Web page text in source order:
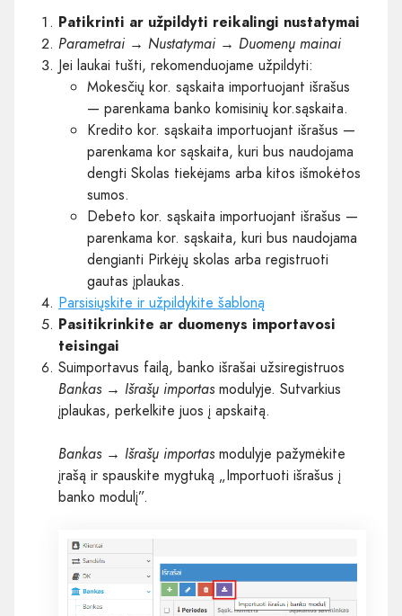
Patikrinti ar užpildyti reikalingi nustatymai
Parametrai → Nustatymai → Duomenų mainai
Jei laukai tušti, rekomenduojame užpildyti:
Mokesčių kor. sąskaita importuojant išrašus
— parenkama banko komisinių kor.sąskaita.
Kredito kor. sąskaita importuojant išrašus —
parenkama kor sąskaita, kuri bus naudojama
dengti Skolas tiekėjams arba kitos išmokėtos
sumos.
Debeto kor. sąskaita importuojant išrašus —
parenkama kor. sąskaita, kuri bus naudojama
dengianti Pirkėjų skolas arba registruoti
gautas įplaukas.
Parsisiųskite ir užpildykite šabloną
Pasitikrinkite ar duomenys importavosi
teisingai
Suimportavus failą, banko išrašai užsiregistruos
Bankas → Išrašų importasmodulyje. Sutvarkius
įplaukas, perkelkite juos į apskaitą.
Bankas → Išrašų importasmodulyje pažymėkite
įrašą ir spauskite mygtuką „Importuoti išrašus į
banko modulį”.